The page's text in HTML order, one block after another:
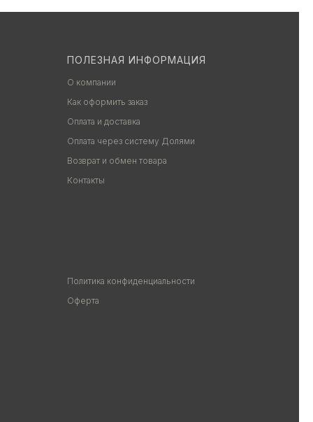
ПОЛЕЗНАЯ ИНФОРМАЦИЯ
О компании
Как оформить заказ
Оплата и доставка
Оплата через систему Долями
Возврат и обмен товара
Контакты
Политика конфиденциальности
Оферта